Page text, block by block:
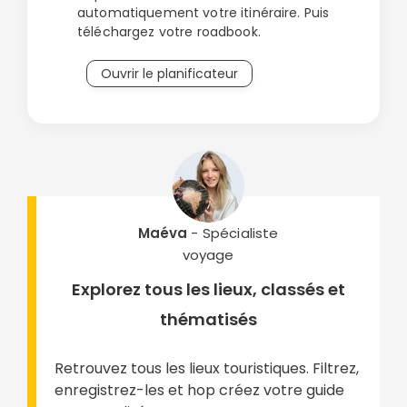
automatiquement votre itinéraire. Puis
téléchargez votre roadbook.
Ouvrir le planificateur
Maéva - Spécialiste
voyage
Explorez tous les lieux, classés et
thématisés
Retrouvez tous les lieux touristiques. Filtrez,
enregistrez-les et hop créez votre guide